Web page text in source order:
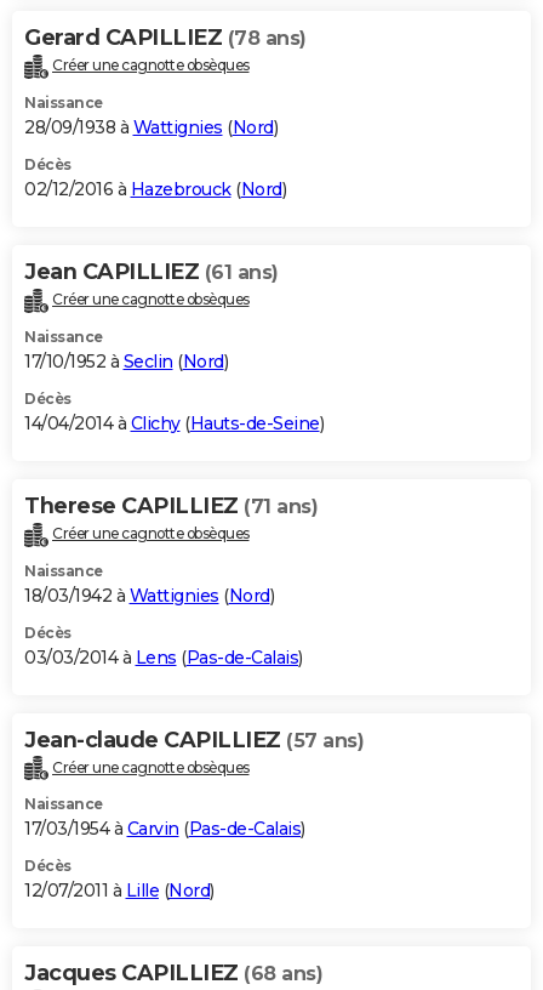
Gerard CAPILLIEZ (78 ans)
Créer une cagnotte obsèques
Naissance
28/09/1938 à Wattignies (Nord)
Décès
02/12/2016 à Hazebrouck(Nord)
Jean CAPILLIEZ (61 ans)
Créer une cagnotte obsèques
Naissance
17/10/1952 à Seclin (Nord)
Décès
14/04/2014 à Clichy(Hauts-de-Seine)
Therese CAPILLIEZ (71 ans)
Créer une cagnotte obsèques
Naissance
18/03/1942 à Wattignies (Nord)
Décès
03/03/2014 à Lens (Pas-de-Calais)
Jean-claude CAPILLIEZ (57 ans)
Créer une cagnotte obsèques
Naissance
17/03/1954 à Carvin (Pas-de-Calais)
Décès
12/07/2011 à Lille (Nord)
Jacques CAPILLIEZ (68 ans)